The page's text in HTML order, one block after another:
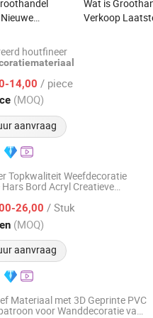
3D Decoratieve
Wat is
Verkoop
houtfineer
14,00 / piece
(MOQ)
aanvraag
Co., Ltd.
2023
Topkwaliteit Weefdecoratie
Bord Acryl Creatieve
26,00 / Stuk
(MOQ)
aanvraag
Ltd.
2024
Materiaal met 3D Geprinte PVC
voor Wanddecoratie van